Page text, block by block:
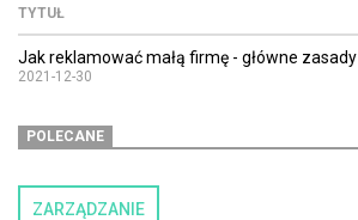
TYTUŁ
Jak reklamować małą firmę - główne zasady
2021-12-30
POLECANE
ZARZĄDZANIE